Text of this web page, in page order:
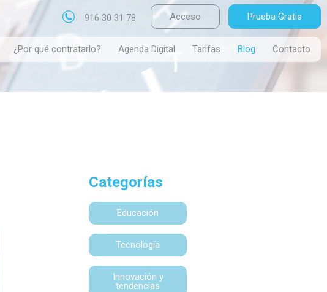
916 30 31 78
¿Por qué contratarlo? Agenda Digital Tarifas Blog Contacto
Acceso Prueba Gratis
Categorías
Educación
Tecnología
Innovación y
tendencias